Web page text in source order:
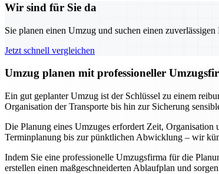
Wir sind für Sie da
Sie planen einen Umzug und suchen einen
Jetzt schnell vergleichen
Umzug planen mit professioneller
Ein gut geplanter Umzug ist der Schlüssel zu einem
Organisation der Transporte bis hin zur Sicherung
Die Planung eines Umzuges erfordert Zeit,
Terminplanung bis zur pünktlichen Abwicklung – wir
Indem Sie eine professionelle Umzugsfirma für die
erstellen einen maßgeschneiderten Ablaufplan und